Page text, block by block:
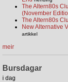
The Altern80s
(November
The Altern80s
New Alternative
artikkel
meir
Bursdagar
i dag